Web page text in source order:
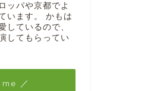
ッパや京都でよ
います。 かもは
しているので、
してもらってい
／